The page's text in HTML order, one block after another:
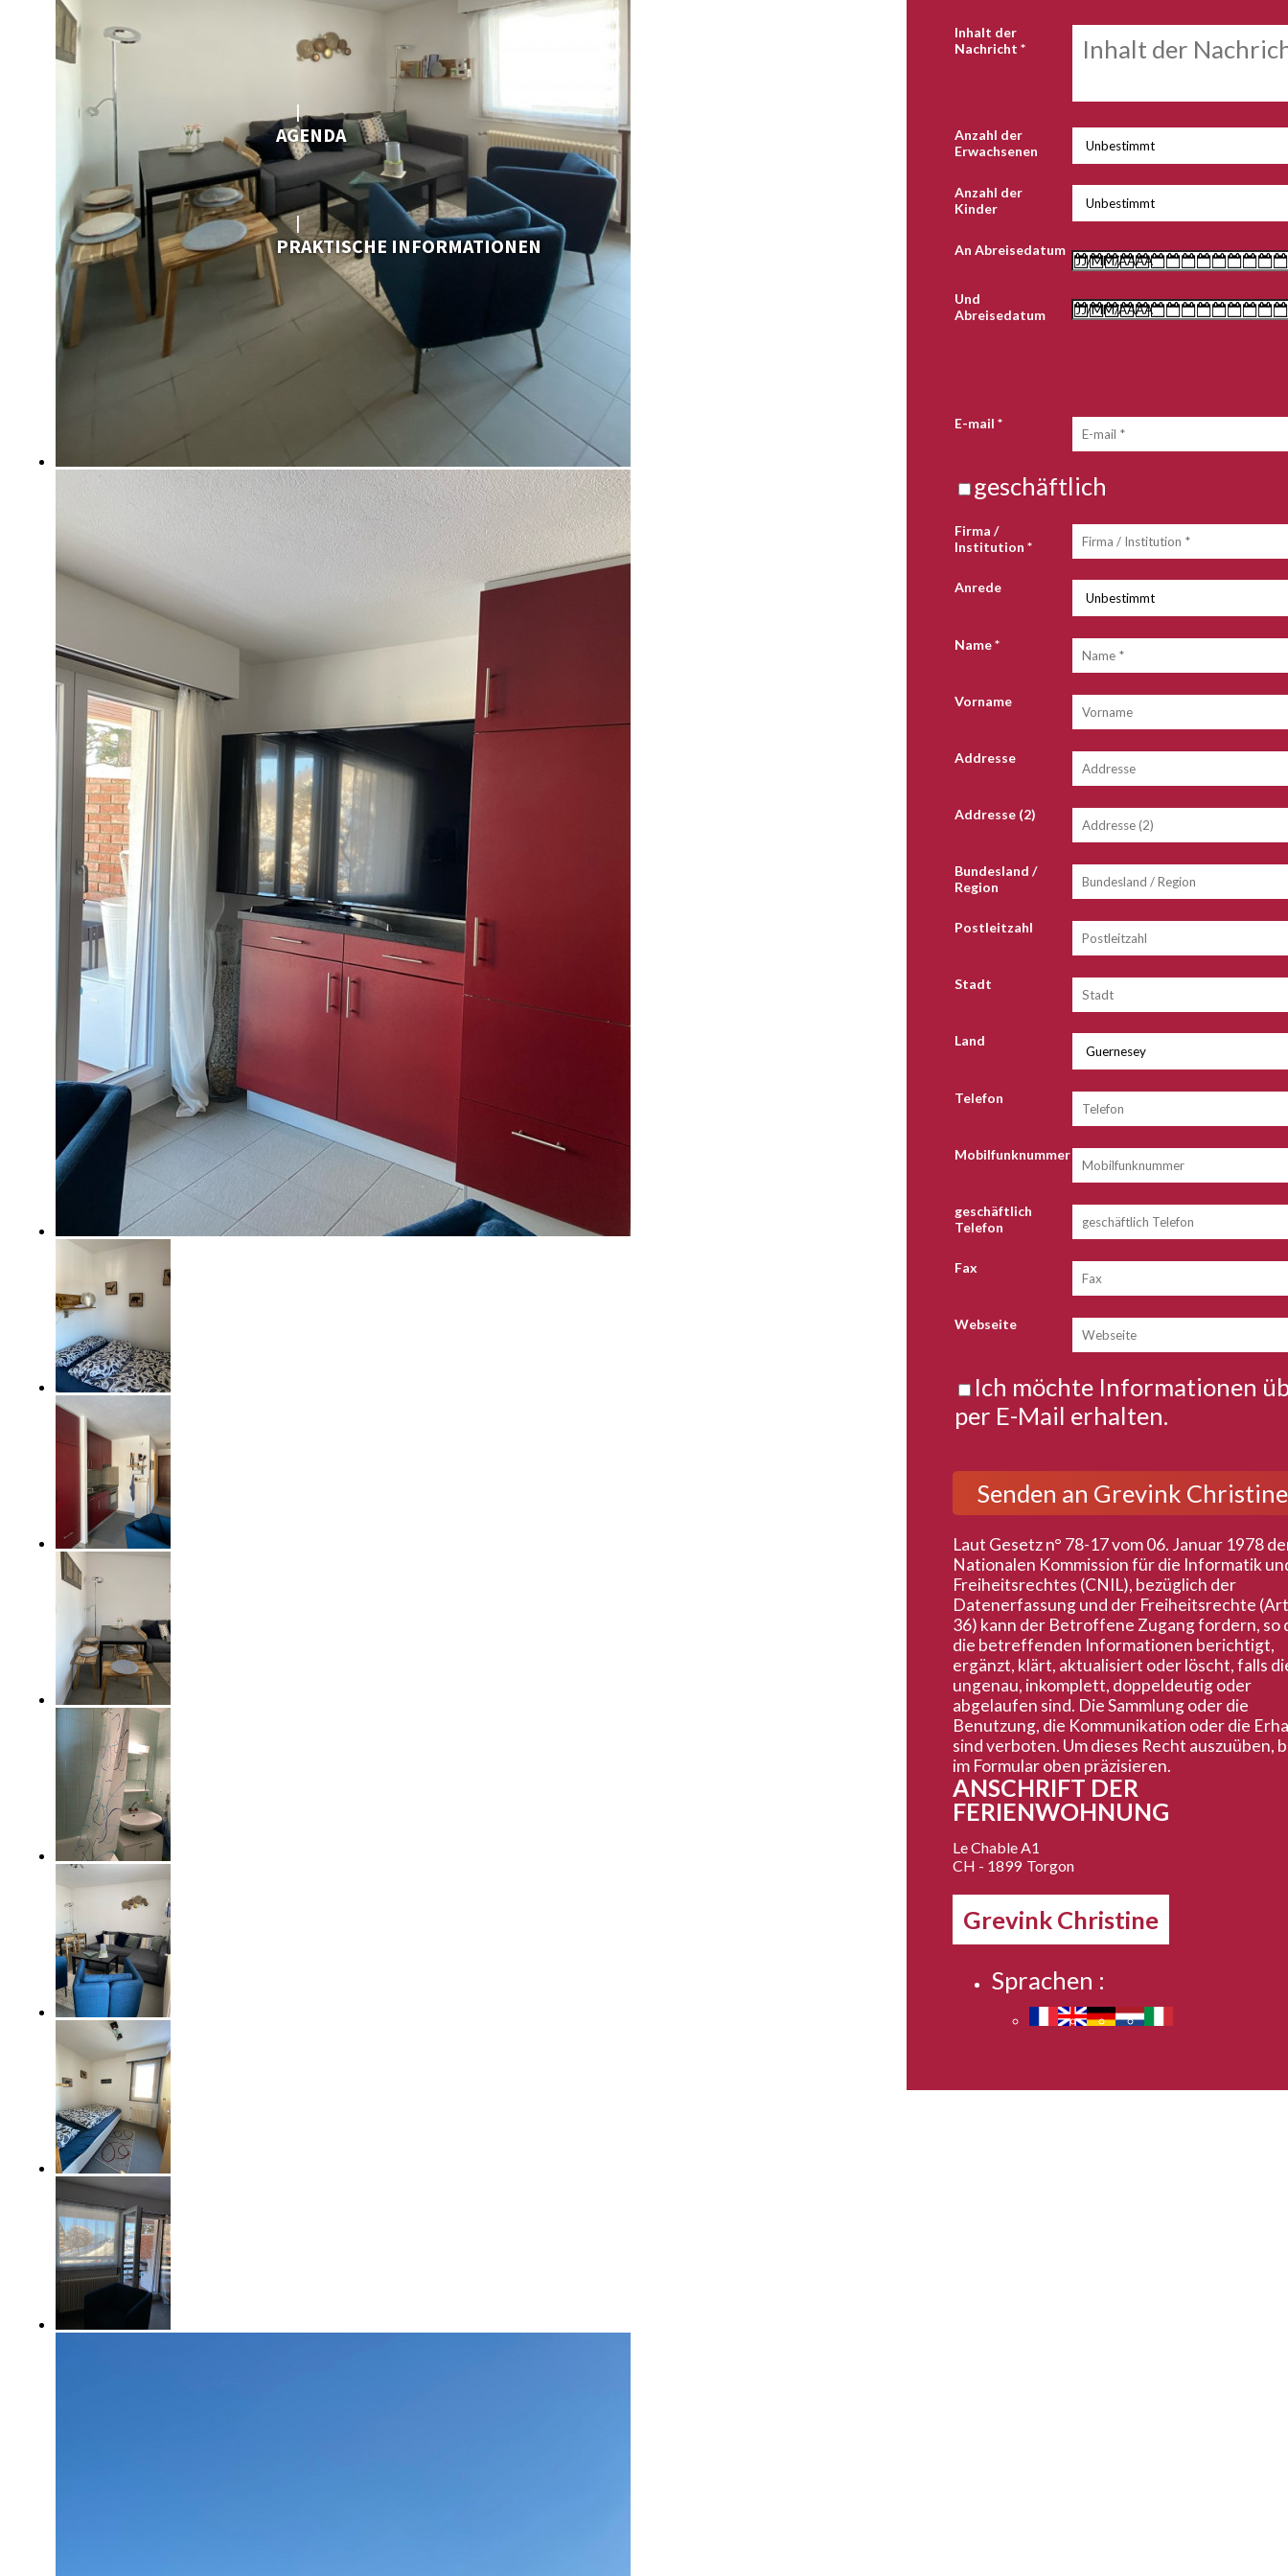
AGENDA
PRAKTISCHE INFORMATIONEN
Inhalt der
Nachricht *
Anzahl der
Erwachsenen
Anzahl der
Kinder
An Abreisedatum
Und
Abreisedatum
E-mail *
geschäftlich
Firma /
Institution *
Anrede
Name*
Vorname
Addresse
Addresse (2)
Bundesland /
Region
Postleitzahl
Stadt
Land
Telefon
Mobilfunknummer
geschäftlich
Telefon
Fax
Webseite
Ich möchte Informationen
per E-Mail erhalten.
Laut Gesetz n° 78-17 vom 06. Januar 1978
Nationalen Kommission für die Informatik
Freiheitsrechtes (CNIL), bezüglich der
Datenerfassung und der Freiheitsrechte
36) kann der Betroffene Zugang fordern, so
die betreffenden Informationen berichtigt,
ergänzt, klärt, aktualisiert oder löscht, falls
ungenau, inkomplett, doppeldeutig oder
abgelaufen sind. Die Sammlung oder die
Benutzung, die Kommunikation oder die
sind verboten. Um dieses Recht auszuüben,
im Formular oben präzisieren.
ANSCHRIFT DER
FERIENWOHNUNG
Le Chable A1
CH - 1899 Torgon
Grevink Christine
Sprachen :